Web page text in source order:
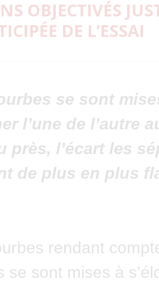
OBJECTIVÉS
DE L’ESSAI
se sont
l’une de l’autre
près, l’écart les
de plus en plus
rendant
se sont mises à